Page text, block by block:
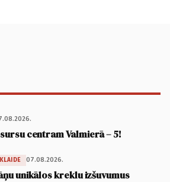
centram Valmierā – 5!
07.08.2026.
unikālos kreklu izšuvumus